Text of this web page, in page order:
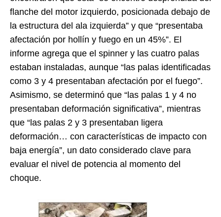
flanche del motor izquierdo, posicionada debajo de
la estructura del ala izquierda” y que “presentaba
afectación por hollín y fuego en un 45%”. El
informe agrega que el spinner y las cuatro palas
estaban instaladas, aunque “las palas identificadas
como 3 y 4 presentaban afectación por el fuego”.
Asimismo, se determinó que “las palas 1 y 4 no
presentaban deformación significativa”, mientras
que “las palas 2 y 3 presentaban ligera
deformación… con características de impacto con
baja energía”, un dato considerado clave para
evaluar el nivel de potencia al momento del
choque.